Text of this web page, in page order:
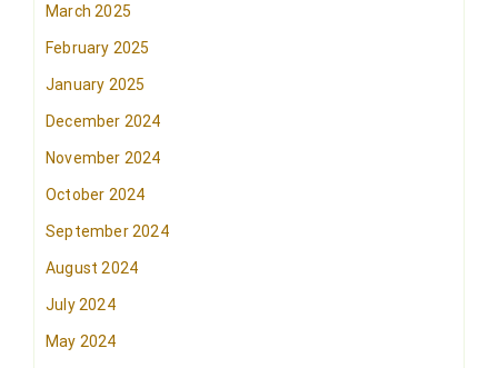
March 2025
February 2025
January 2025
December 2024
November 2024
October 2024
September 2024
August 2024
July 2024
May 2024